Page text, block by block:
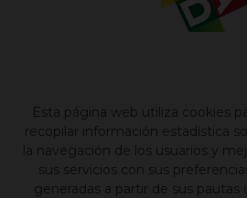
Aviso legal
Política de
Política de
Esta página web utiliza cookies
recopilar información estadística
la navegación de los usuarios y
sus servicios con sus preferencias,
generadas a partir de sus pautas